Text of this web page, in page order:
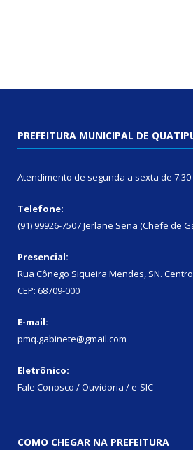
PREFEITURA MUNICIPAL DE
Atendimento de segunda a sexta de 7:30
Telefone:
(91) 99926-7507 Jerlane Sena (Chefe de
Presencial:
Rua Cônego Siqueira Mendes, SN.
CEP: 68709-000
E-mail:
pmq.gabinete@gmail.com
Eletrônico:
Fale Conosco / Ouvidoria / e-SIC
COMO CHEGAR NA PREFEITURA